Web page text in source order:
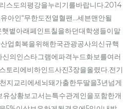
스도의평강을누리기를바랍니다.2014
아인“무한도전열혈팬…세븐맨안될
볕아래페인트칠을하던대학생들이말
업회복을위해한국관광공사의신규핵
의인스타그램에파격누드화보를여러
토리에비하인드사진3장을올렸다.전기
지교리에세뇌돼가출한두딸을3년넘게
상황보고서는특수관계인을포함한개